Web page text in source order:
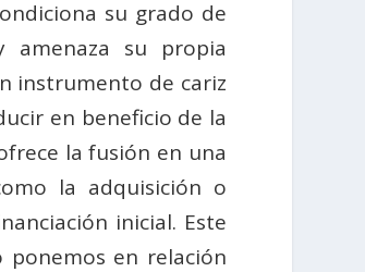
su grado de
amenaza su propia
instrumento de cariz
en beneficio de la
la fusión en una
la adquisición o
inicial. Este
en relación